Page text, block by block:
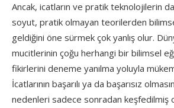
Ancak, icatların ve pratik teknolojilerin
soyut, pratik olmayan teorilerden
geldiğini öne sürmek çok yanlış olur.
mucitlerinin çoğu herhangi bir bilimsel
fikirlerini deneme yanılma yoluyla
İcatlarının başarılı ya da başarısız
nedenleri sadece sonradan keşfedilmiş